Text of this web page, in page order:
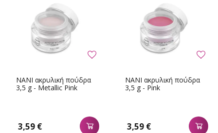
NANI ακρυλική πούδρα
3,5 g - Metallic Pink
3,59 €
NANI ακρυλική πούδρα
3,5 g - Pink
3,59 €